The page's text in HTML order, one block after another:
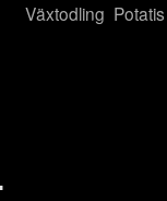
Växtodling Potatis